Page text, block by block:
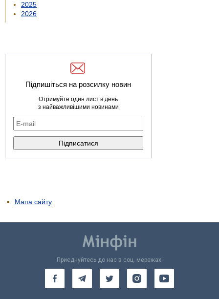
2025
2026
Підпишіться на розсилку новин
Отримуйте один лист в день
з найважливішими новинами
Мапа сайту
Приєднуйтесь до нас в соц. мережах: